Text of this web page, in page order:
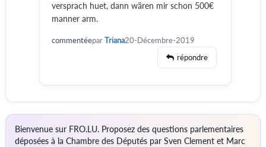
versprach huet, dann wären mir schon 500€
manner arm.
commentéeparTriana20-Décembre-2019
répondre
Bienvenue sur FRO.LU. Proposez des questions parlementaires
déposées à la Chambre des Députés par Sven Clement et Marc